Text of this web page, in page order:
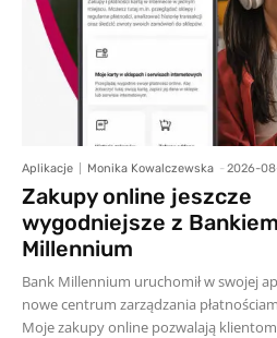
Aplikacje Monika Kowalczewska - 2026-
Zakupy online jeszcze
wygodniejsze z Bankiem
Millennium
Bank Millennium uruchomił w swojej
nowe centrum zarządzania
Moje zakupy online pozwalają klientom